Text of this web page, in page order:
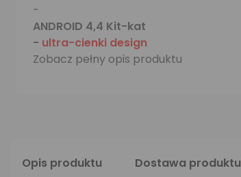
-
ANDROID 4,4 Kit-kat
- ultra-cienki design
Zobacz pełny opis produktu
Opis produktu Dostawa produktu